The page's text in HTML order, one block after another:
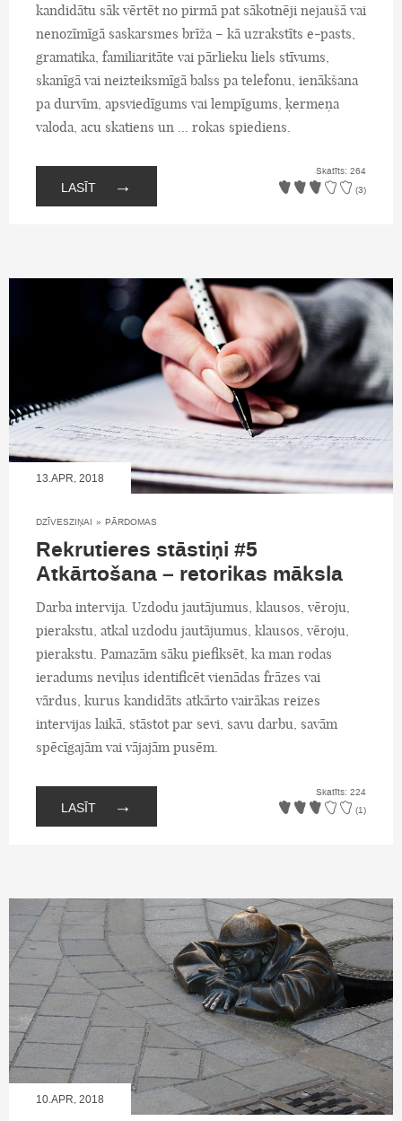
kandidātu sāk vērtēt no pirmā pat sākotnēji nejaušā vai
nenozīmīgā saskarsmes brīža – kā uzrakstīts e-pasts,
gramatika, familiaritāte vai pārlieku liels stīvums,
skanīgā vai neizteiksmīgā balss pa telefonu, ienākšana
pa durvīm, apsviedīgums vai lempīgums, ķermeņa
valoda, acu skatiens un ... rokas spiediens.
LASĪT →
Skatīts: 264
(3)
13.APR, 2018
DZĪVESZIŅAI » PĀRDOMAS
Rekrutieres stāstiņi #5
Atkārtošana – retorikas māksla
Darba intervija. Uzdodu jautājumus, klausos, vēroju,
pierakstu, atkal uzdodu jautājumus, klausos, vēroju,
pierakstu. Pamazām sāku piefiksēt, ka man rodas
ieradums neviļus identificēt vienādas frāzes vai
vārdus, kurus kandidāts atkārto vairākas reizes
intervijas laikā, stāstot par sevi, savu darbu, savām
spēcīgajām vai vājajām pusēm.
LASĪT →
Skatīts: 224
(1)
10.APR, 2018